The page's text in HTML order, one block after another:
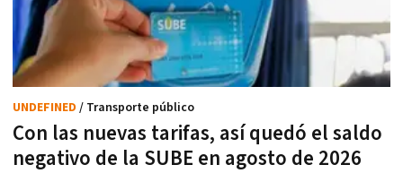
Con las nuevas tarifas, así quedó el saldo
negativo de la SUBE en agosto de 2026
UNDEFINED / Transporte público